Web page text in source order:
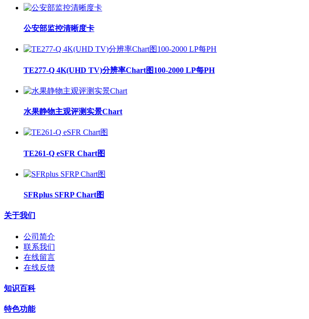
公安部监控清晰度卡
TE277-Q 4K(UHD TV)分辨率Chart图100-2000 LP每PH
水果静物主观评测实景Chart
TE261-Q eSFR Chart图
SFRplus SFRP Chart图
关于我们
公司简介
联系我们
在线留言
在线反馈
知识百科
特色功能